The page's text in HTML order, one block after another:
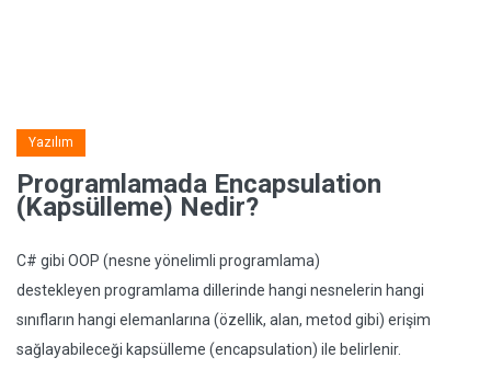
Yazılım
Programlamada Encapsulation
(Kapsülleme) Nedir?
C# gibi OOP (nesne yönelimli programlama)
destekleyen programlama dillerinde hangi nesnelerin hangi
sınıfların hangi elemanlarına (özellik, alan, metod gibi) erişim
sağlayabileceği kapsülleme (encapsulation) ile belirlenir.